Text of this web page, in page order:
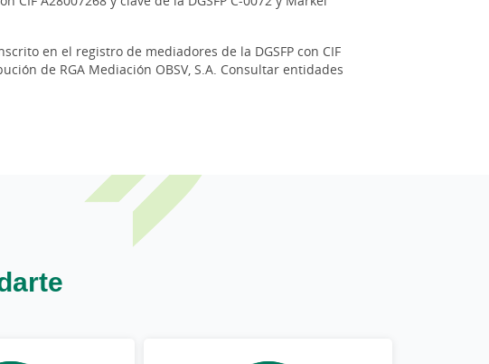
en el registro de mediadores de la DGSFP con CIF
de RGA Mediación OBSV, S.A. Consultar entidades